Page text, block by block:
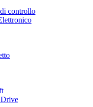
controllo
Drive